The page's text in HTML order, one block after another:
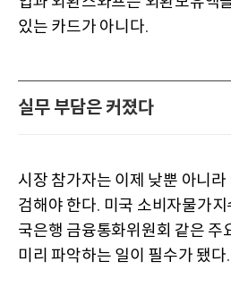
있는 카드가 아니다.
실무 부담은 커졌다
시장 참가자는 이제 낮뿐 아니
검해야 한다. 미국 소비자물가지
국은행 금융통화위원회 같은 주
미리 파악하는 일이 필수가 됐다.